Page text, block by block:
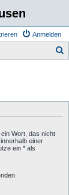
Anmelden
Wort, das nicht
innerhalb einer
ein * als